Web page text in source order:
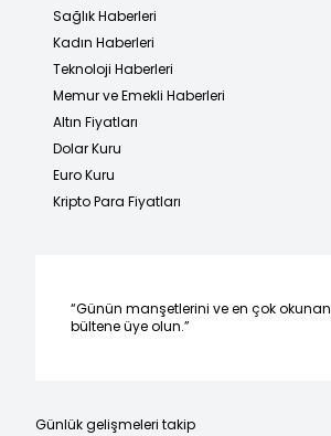
Sağlık Haberleri
Kadın Haberleri
Teknoloji Haberleri
Memur ve Emekli Haberleri
Altın Fiyatları
Dolar Kuru
Euro Kuru
Kripto Para Fiyatları
“Günün manşetlerini ve en çok
bültene üye olun.”
Günlük gelişmeleri takip